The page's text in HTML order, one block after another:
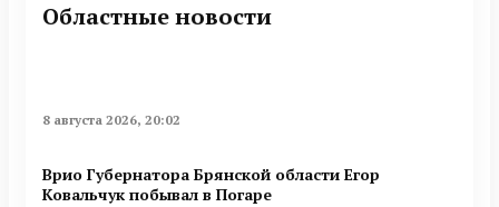
Областные новости
8 августа 2026, 20:02
Врио Губернатора Брянской области Егор
Ковальчук побывал в Погаре